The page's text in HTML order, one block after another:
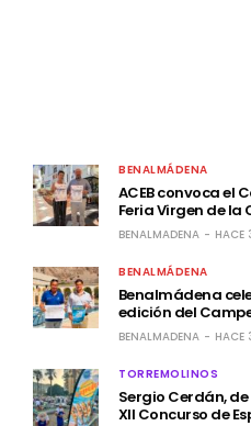
BENALMÁDENA
ACEB convoca el
Feria Virgen de la
BENALMADENA HACE
BENALMÁDENA
Benalmádena
edición del
BENALMADENA HACE
TORREMOLINOS
Sergio Cerdán,
XII Concurso de